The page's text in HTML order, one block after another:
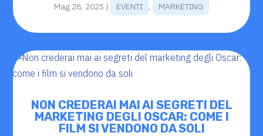
Mag 28, 2025 | EVENTI , MARKETING
NON CREDERAI MAI AI SEGRETI DEL
MARKETING DEGLI OSCAR: COME I
FILM SI VENDONO DA SOLI